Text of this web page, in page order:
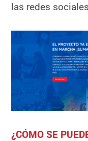
las redes
¿CÓMO SE